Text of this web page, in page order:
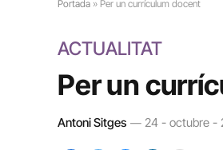
Portada » Per un currículum docent
ACTUALITAT
Per un
Antoni Sitges 24 - octubre -